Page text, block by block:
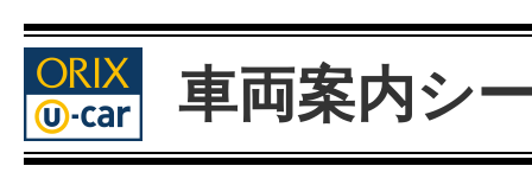
車両案内シ